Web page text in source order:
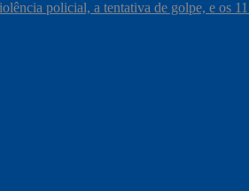
policial, a tentativa de golpe, e os